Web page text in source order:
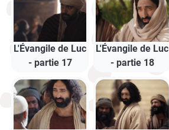
L'Évangile de Luc
- partie 17
L'Évangile de Luc
- partie 18